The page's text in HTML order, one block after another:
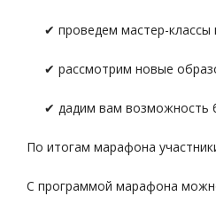
✔ проведем мастер-классы
✔ рассмотрим новые
✔ дадим вам возможность
По итогам марафона
С программой марафона